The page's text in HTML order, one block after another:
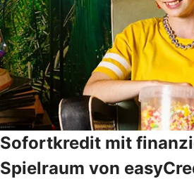
Sofortkredit mit
Spielraum von